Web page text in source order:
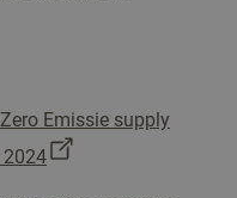
Emissie supply
2024